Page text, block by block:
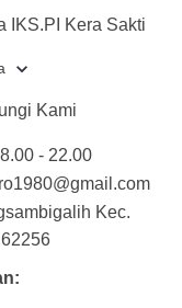
IKS.PI Kera Sakti
Kami
- 22.00
Kec.